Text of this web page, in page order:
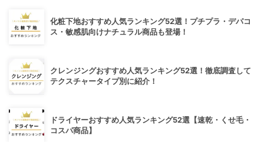
化粧下地おすすめ人気ランキング52選！プチプラ・デパコ
ス・敏感肌向けナチュラル商品も登場！
クレンジングおすすめ人気ランキング52選！徹底調査して
テクスチャータイプ別に紹介！
ドライヤーおすすめ人気ランキング52選【速乾・くせ毛・
コスパ商品】